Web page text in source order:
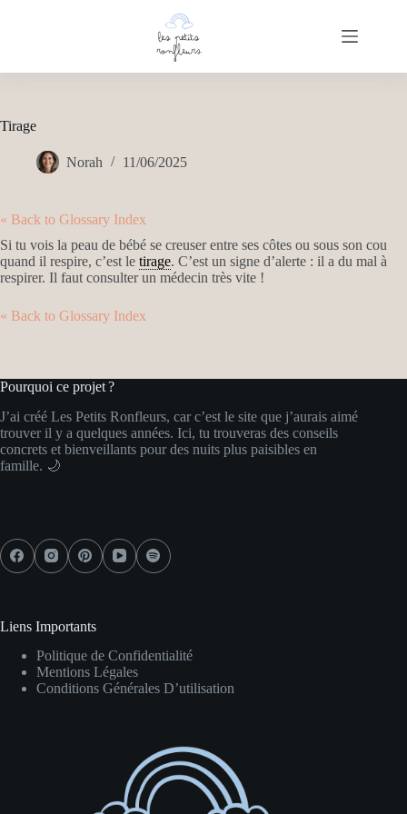
Tirage
Norah 11/06/2025
« Back to Glossary Index
Si tu vois la peau de bébé se creuser entre ses côtes ou sous son cou
quand il respire, c’est le tirage. C’est un signe d’alerte : il a du mal à
respirer. Il faut consulter un médecin très vite !
« Back to Glossary Index
Pourquoi ce projet ?
J’ai créé Les Petits Ronfleurs, car c’est le site que j’aurais aimé
trouver il y a quelques années. Ici, tu trouveras des conseils
concrets et bienveillants pour des nuits plus paisibles en
famille. 🌙
Liens Importants
Politique de Confidentialité
Mentions Légales
Conditions Générales D’utilisation